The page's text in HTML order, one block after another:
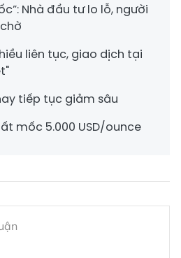
Nhà đầu tư lo lỗ, người
liên tục, giao dịch tại
tiếp tục giảm sâu
mốc 5.000 USD/ounce